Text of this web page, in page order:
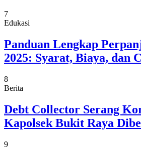
7
Edukasi
Panduan Lengkap
2025: Syarat, Biaya, dan
8
Berita
Debt Collector Serang
Kapolsek Bukit Raya
9